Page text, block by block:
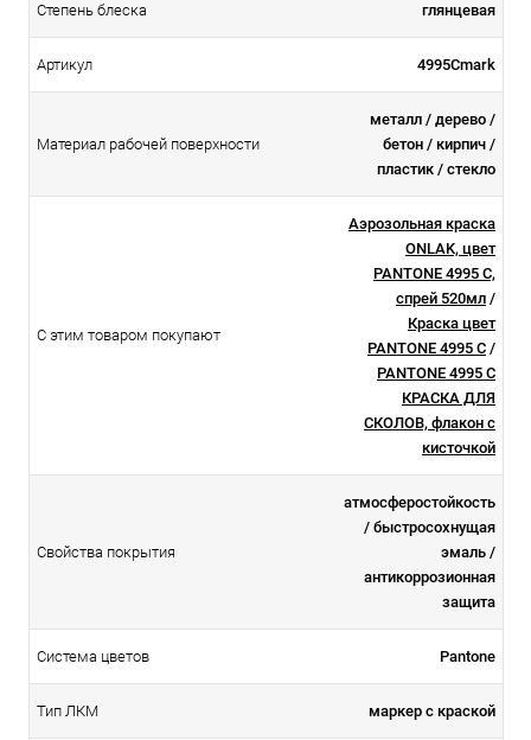
Степень блеска глянцевая
Артикул 4995Cmark
Материал рабочей поверхности
металл / дерево /
бетон / кирпич /
пластик / стекло
С этим товаром покупают
Аэрозольная краска
ONLAK, цвет
PANTONE 4995 C,
спрей 520мл /
Краска цвет
PANTONE 4995 C /
PANTONE 4995 C
КРАСКА ДЛЯ
СКОЛОВ, флакон с
кисточкой
Свойства покрытия
атмосферостойкоcть
/ быстросохнущая
эмаль /
антикоррозионная
защита
Система цветов Pantone
Тип ЛКМ маркер с краской